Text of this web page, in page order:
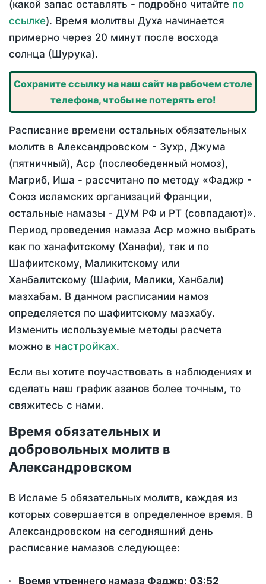
(какой запас оставлять - подробно читайте по
ссылке). Время молитвы Духа начинается
примерно через 20 минут после восхода
солнца (Шурука).
Сохраните ссылку на наш сайт на рабочем столе
телефона, чтобы не потерять его!
Расписание времени остальных обязательных
молитв в Александровском - Зухр, Джума
(пятничный), Аср (послеобеденный номоз),
Магриб, Иша - рассчитано по методу «Фаджр -
Союз исламских организаций Франции,
остальные намазы - ДУМ РФ и РТ (совпадают)».
Период проведения намаза Аср можно выбрать
как по ханафитскому (Ханафи), так и по
Шафиитскому, Маликитскому или
Ханбалитскому (Шафии, Малики, Ханбали)
мазхабам. В данном расписании намоз
определяется по шафиитскому мазхабу.
Изменить используемые методы расчета
можно в настройках.
Если вы хотите поучаствовать в наблюдениях и
сделать наш график азанов более точным, то
свяжитесь с нами.
Время обязательных и
добровольных молитв в
Александровском
В Исламе 5 обязательных молитв, каждая из
которых совершается в определенное время. В
Александровском на сегодняшний день
расписание намазов следующее:
Время утреннего намаза Фаджр: 03:52